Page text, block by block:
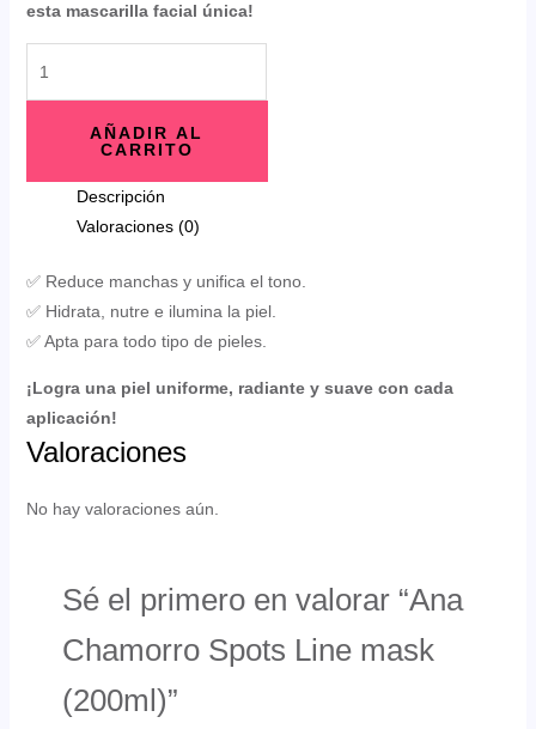
esta mascarilla facial única!
AÑADIR AL
CARRITO
Descripción
Valoraciones (0)
✅ Reduce manchas y unifica el tono.
✅ Hidrata, nutre e ilumina la piel.
✅ Apta para todo tipo de pieles.
¡Logra una piel uniforme, radiante y suave con cada
aplicación!
Valoraciones
No hay valoraciones aún.
Sé el primero en valorar “Ana
Chamorro Spots Line mask
(200ml)”